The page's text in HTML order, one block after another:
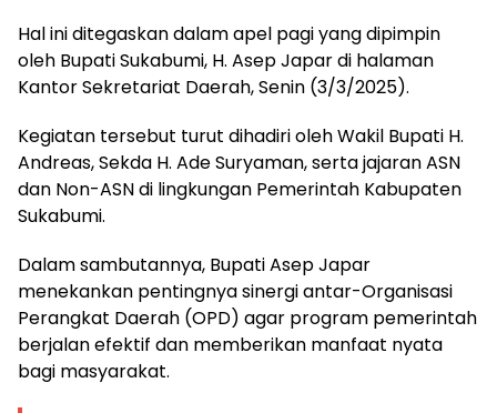
Hal ini ditegaskan dalam apel pagi yang dipimpin
oleh Bupati Sukabumi, H. Asep Japar di halaman
Kantor Sekretariat Daerah, Senin (3/3/2025).
Kegiatan tersebut turut dihadiri oleh Wakil Bupati H.
Andreas, Sekda H. Ade Suryaman, serta jajaran ASN
dan Non-ASN di lingkungan Pemerintah Kabupaten
Sukabumi.
Dalam sambutannya, Bupati Asep Japar
menekankan pentingnya sinergi antar-Organisasi
Perangkat Daerah (OPD) agar program pemerintah
berjalan efektif dan memberikan manfaat nyata
bagi masyarakat.